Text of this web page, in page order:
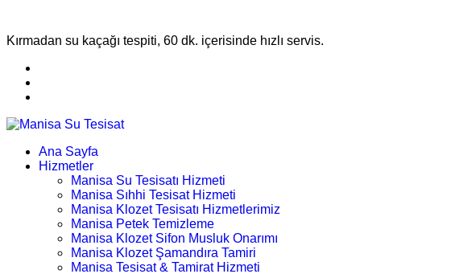
Kırmadan su kaçağı tespiti, 60 dk. içerisinde hızlı servis.
Ana Sayfa
Hizmetler
Manisa Su Tesisatı Hizmeti
Manisa Sıhhi Tesisat Hizmeti
Manisa Klozet Tesisatı Hizmetlerimiz
Manisa Petek Temizleme
Manisa Klozet Sifon Musluk Onarımı
Manisa Klozet Şamandıra Tamiri
Manisa Tesisat & Tamirat Hizmeti